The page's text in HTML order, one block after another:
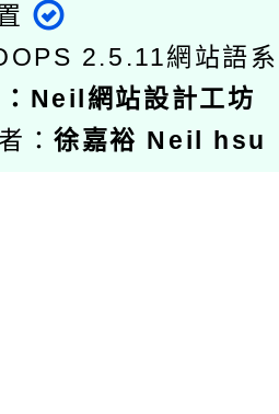
2.5.11網站語
： Neil網站設計工坊
：徐嘉裕 Neil hsu